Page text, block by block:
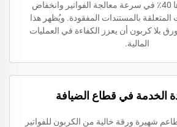
الشركة بزيادة قدرها 40٪ في سرعة معالجة الفواتير وانخفاض
بالمستندات المفقودة. ويُظهر هذا
بلا كربون أن يعزز الكفاءة في العمليات
المالية.
الخدمة في قطاع الضيافة
شهيرة ورقة خالية من الكربون للفواتير